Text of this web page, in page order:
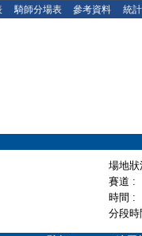
騎師分場表 參考資料 統
場地
賽道 :
時間 :
分段